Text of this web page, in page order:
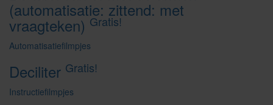
(automatisatie: zittend: met
vraagteken) Gratis!
Automatisatiefilmpjes
Deciliter Gratis!
Instructiefilmpjes